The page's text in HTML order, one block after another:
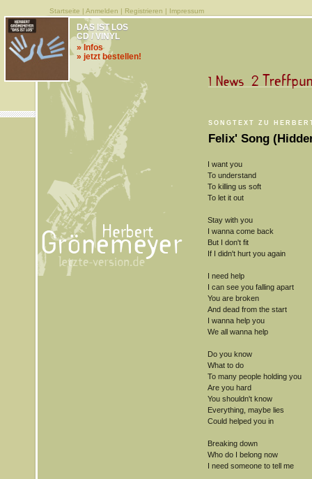
Startseite | Anmelden | Registrieren | Impressum
SONGTEXT ZU
Felix' Song
DAS IST LOS
CD / VINYL
» Infos
» jetzt bestellen!
I want you
To understand
To killing us soft
To let it out
Stay with you
I wanna come back
But I don't fit
If I didn't hurt you again
I need help
I can see you falling apart
You are broken
And dead from the start
I wanna help you
We all wanna help
Do you know
What to do
To many people holding you
Are you hard
You shouldn't know
Everything, maybe lies
Could helped you in
Breaking down
Who do I belong now
I need someone to tell me